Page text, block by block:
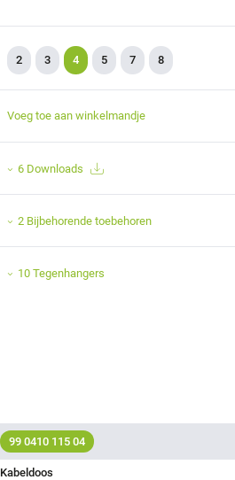
2 3 4 5 7 8
Voeg toe aan winkelmandje
6 Downloads
2 Bijbehorende toebehoren
10 Tegenhangers
99 0410 115 04
Kabeldoos